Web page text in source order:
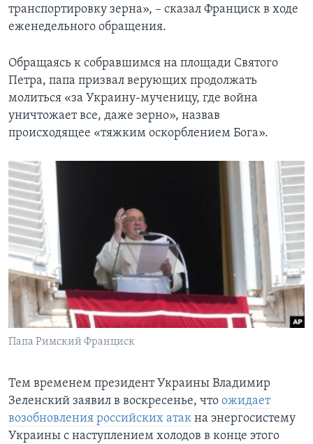
транспортировку зерна», – сказал Франциск в ходе
еженедельного обращения.
Обращаясь к собравшимся на площади Святого
Петра, папа призвал верующих продолжать
молиться «за Украину-мученицу, где война
уничтожает все, даже зерно», назвав
происходящее «тяжким оскорблением Бога».
Папа Римский Франциск
Тем временем президент Украины Владимир
Зеленский заявил в воскресенье, что ожидает
возобновления российских атак на энергосистему
Украины с наступлением холодов в конце этого